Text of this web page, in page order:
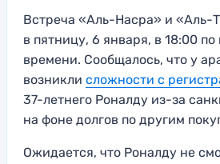
Встреча «Аль-Насра» и «Аль-
в пятницу, 6 января, в 18:00
времени. Сообщалось, что у
возникли сложности с
37-летнего Роналду из-за
на фоне долгов по другим
Ожидается, что Роналду не